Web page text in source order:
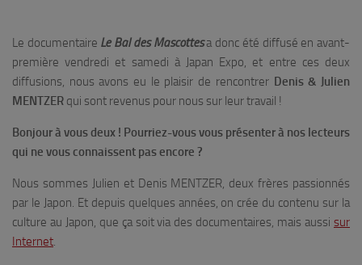
Le documentaire Le Bal des Mascottes a donc été diffusé en avant-
première vendredi et samedi à Japan Expo, et entre ces deux
diffusions, nous avons eu le plaisir de rencontrer Denis & Julien
MENTZER qui sont revenus pour nous sur leur travail !
Bonjour à vous deux ! Pourriez-vous vous présenter à nos lecteurs
qui ne vous connaissent pas encore ?
Nous sommes Julien et Denis MENTZER, deux frères passionnés
par le Japon. Et depuis quelques années, on crée du contenu sur la
culture au Japon, que ça soit via des documentaires, mais aussi sur
Internet.